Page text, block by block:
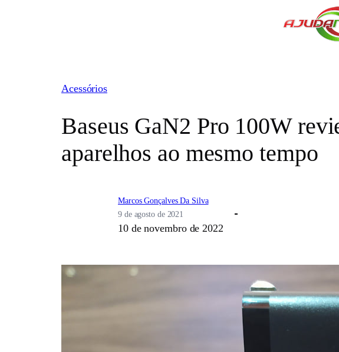
Acessórios
Baseus GaN2 Pro 100W
aparelhos ao mesmo tempo
Marcos Gonçalves Da Silva
9 de agosto de 2021
10 de novembro de 2022